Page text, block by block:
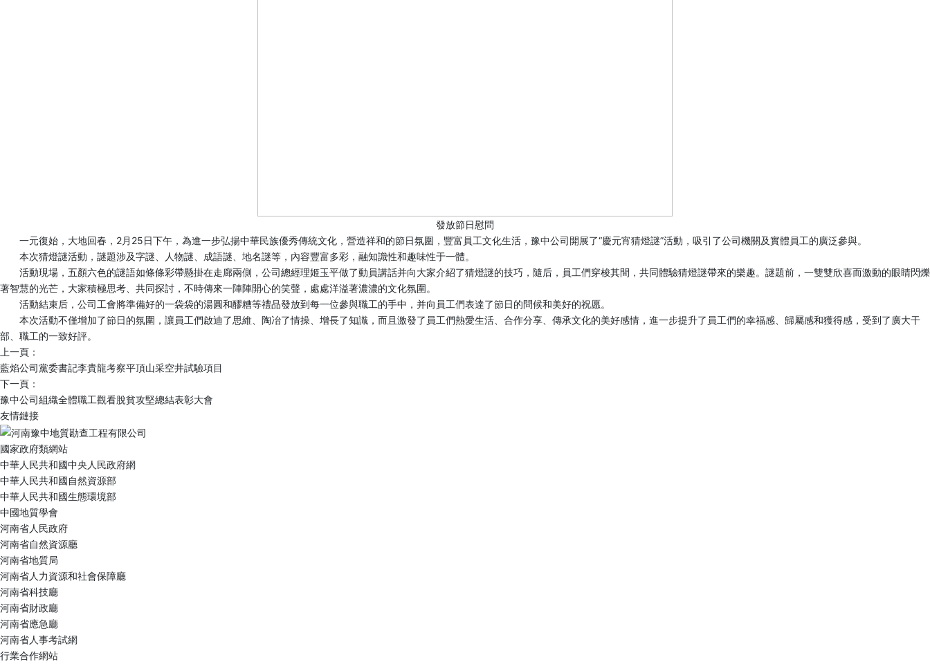
發放節日慰問
一元復始，大地回春，2月25日下午，為進一步弘揚中華民族優秀傳統文化，營造祥和的節日氛圍，豐富員工文化生活，豫中公司開展了“慶元宵猜燈謎”活動，吸引了公司機關及實體員工的廣泛參與。
本次猜燈謎活動，謎題涉及字謎、人物謎、成語謎、地名謎等，內容豐富多彩，融知識性和趣味性于一體。
活動現場，五顏六色的謎語如條條彩帶懸掛在走廊兩側，公司總經理姬玉平做了動員講話并向大家介紹了猜燈謎的技巧，隨后，員工們穿梭其間，共同體驗猜燈謎帶來的樂趣。謎題前，一雙雙欣喜而激動的眼睛閃爍
著智慧的光芒，大家積極思考、共同探討，不時傳來一陣陣開心的笑聲，處處洋溢著濃濃的文化氛圍。
活動結束后，公司工會將準備好的一袋袋的湯圓和醪糟等禮品發放到每一位參與職工的手中，并向員工們表達了節日的問候和美好的祝愿。
本次活動不僅增加了節日的氛圍，讓員工們啟迪了思維、陶冶了情操、增長了知識，而且激發了員工們熱愛生活、合作分享、傳承文化的美好感情，進一步提升了員工們的幸福感、歸屬感和獲得感，受到了廣大干
部、職工的一致好評。
上一頁：
藍焰公司黨委書記李貴龍考察平頂山采空井試驗項目
下一頁：
豫中公司組織全體職工觀看脫貧攻堅總結表彰大會
友情鏈接
國家政府類網站
中華人民共和國中央人民政府網
中華人民共和國自然資源部
中華人民共和國生態環境部
中國地質學會
河南省人民政府
河南省自然資源廳
河南省地質局
河南省人力資源和社會保障廳
河南省科技廳
河南省財政廳
河南省應急廳
河南省人事考試網
行業合作網站